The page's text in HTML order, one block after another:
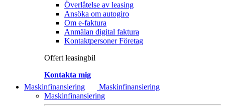
Överlåtelse av leasing
Ansöka om autogiro
Om e-faktura
Anmälan digital faktura
Kontaktpersoner Företag
Offert leasingbil
Kontakta mig
Maskinfinansiering
Maskinfinansiering
Maskinfinansiering